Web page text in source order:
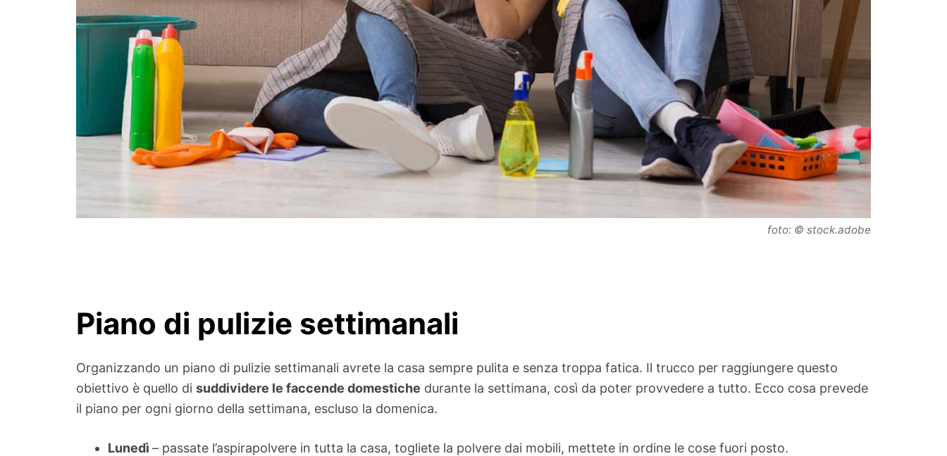
foto: © stock.adobe
Piano di pulizie settimanali
Organizzando un piano di pulizie settimanali avrete la casa sempre pulita e senza troppa fatica. Il trucco per raggiungere questo
obiettivo è quello di suddividere le faccende domestiche durante la settimana, così da poter provvedere a tutto. Ecco cosa prevede
il piano per ogni giorno della settimana, escluso la domenica.
Lunedì – passate l’aspirapolvere in tutta la casa, togliete la polvere dai mobili, mettete in ordine le cose fuori posto.